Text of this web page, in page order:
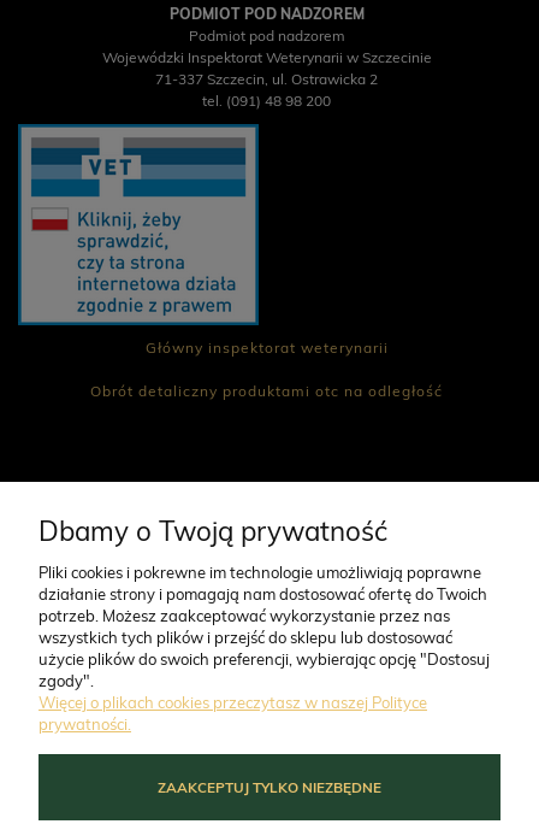
PODMIOT POD NADZOREM
Podmiot pod nadzorem
Wojewódzki Inspektorat Weterynarii w Szczecinie
71-337 Szczecin, ul. Ostrawicka 2
tel. (091) 48 98 200
Główny inspektorat weterynarii
Obrót detaliczny produktami otc na odległość
CO NAS WYRÓŻNIA
O FIRMIE
Dbamy o Twoją prywatność
Pliki cookies i pokrewne im technologie umożliwiają poprawne
działanie strony i pomagają nam dostosować ofertę do Twoich
potrzeb. Możesz zaakceptować wykorzystanie przez nas
wszystkich tych plików i przejść do sklepu lub dostosować
użycie plików do swoich preferencji, wybierając opcję "Dostosuj
zgody".
Więcej o plikach cookies przeczytasz w naszej Polityce
prywatności.
ZAAKCEPTUJ TYLKO NIEZBĘDNE